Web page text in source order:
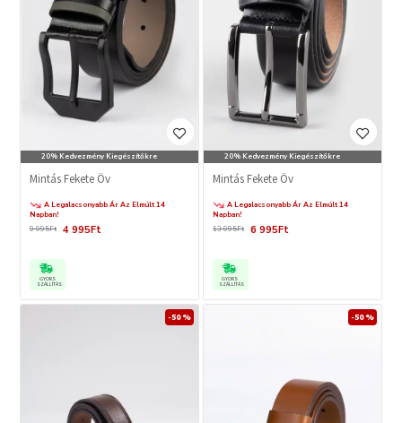
20% Kedvezmény Kiegészítőkre
Mintás Fekete Öv
A Legalacsonyabb Ár Az Elmúlt 14
Napban!
4 995Ft
9 995Ft
GYORS
SZÁLLÍTÁS
20% Kedvezmény Kiegészítőkre
Mintás Fekete Öv
A Legalacsonyabb Ár Az Elmúlt 14
Napban!
6 995Ft
13 995Ft
GYORS
SZÁLLÍTÁS
-50 % -50 %